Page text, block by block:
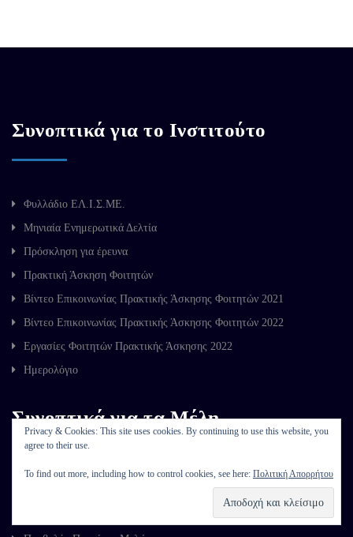
Συνοπτικά για το Ινστιτούτο
Φυλλάδιο ΕΛ.Ι.Σ.ΜΕ.
Μηνιαία Ενημερωτικά Δελτία
Πρόσκληση για έρευνα
Πρακτική Άσκηση Φοιτητών
Βίντεο Επικοινωνίας Πρακτικής Άσκησης Φοιτητών 2021
Βίντεο Επικοινωνίας Πρακτικής Άσκησης Φοιτητών 2022
Εργασίες Φοιτητών Πρακτικής Άσκησης 2022
Ημερολόγιο
Συνοπτικά για τα Μέλη
Privacy & Cookies: This site uses cookies. By continuing to use this website, you
agree to their use.
To find out more, including how to control cookies, see here: Πολιτική Απορρήτου